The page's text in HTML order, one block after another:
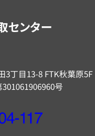
センター
3丁目13-8 FTK秋葉原5F
号